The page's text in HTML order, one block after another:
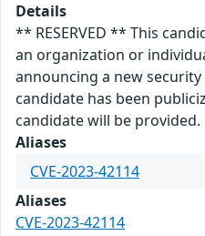
Details
** RESERVED ** This
an organization or
announcing a new
candidate has been
candidate will be provided.
Aliases
CVE-2023-42114
Aliases
CVE-2023-42114